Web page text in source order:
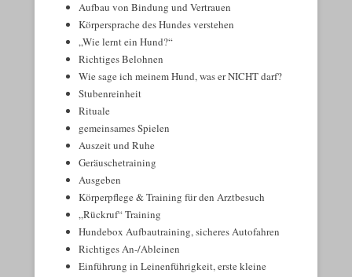
Aufbau von Bindung und Vertrauen
Körpersprache des Hundes verstehen
„Wie lernt ein Hund?“
Richtiges Belohnen
Wie sage ich meinem Hund, was er NICHT darf?
Stubenreinheit
Rituale
gemeinsames Spielen
Auszeit und Ruhe
Geräuschetraining
Ausgeben
Körperpflege & Training für den Arztbesuch
„Rückruf“ Training
Hundebox Aufbautraining, sicheres Autofahren
Richtiges An-/Ableinen
Einführung in Leinenführigkeit, erste kleine